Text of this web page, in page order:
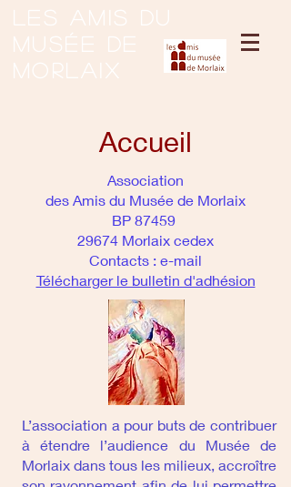
Les amis du
musée de
Morlaix
Accueil
Association
des Amis du Musée de Morlaix
BP 87459
29674 Morlaix cedex
Contacts : e-mail
Télécharger le bulletin d'adhésion
L’association a pour buts de contribuer
à étendre l’audience du Musée de
Morlaix dans tous les milieux, accroître